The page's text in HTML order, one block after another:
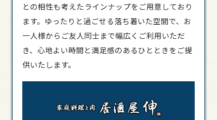
との相性も考えたラインナップをご用意しており
ます。ゆったりと過ごせる落ち着いた空間で、お
一人様からご友人同士まで幅広くご利用いただ
き、心地よい時間と満足感のあるひとときをご提
供いたします。